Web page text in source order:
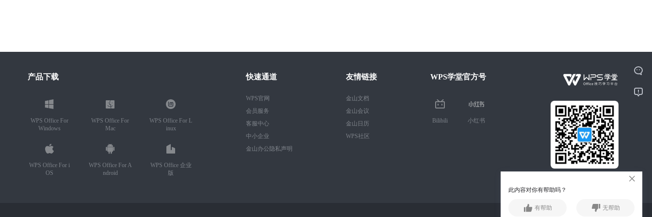
此内容对你有帮助吗？
有帮助 无帮助
产品下载
WPS Office For
Windows
WPS Office For
Mac
WPS Office For L
inux
WPS Office For i
OS
WPS Office For A
ndroid
WPS Office 企业
版
快速通道
WPS官网
会员服务
客服中心
中小企业
金山办公隐私声明
友情链接
金山文档
金山会议
金山日历
WPS社区
WPS学堂官方号
Bilibili 小红书